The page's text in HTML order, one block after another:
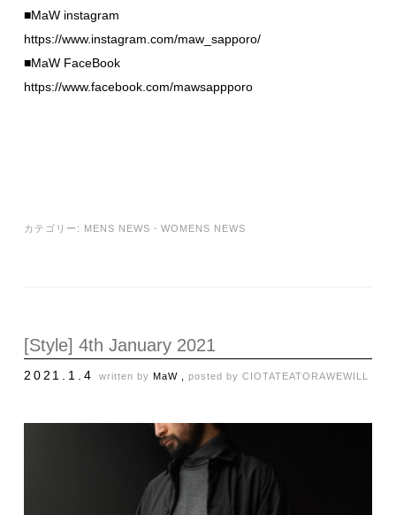
■MaW instagram
https://www.instagram.com/maw_sapporo/
■MaW FaceBook
https://www.facebook.com/mawsappporo
カテゴリー: MENS NEWS ・ WOMENS NEWS
[Style] 4th January 2021
2021.1.4written byMaW ,posted byCIOTATEATORAWEWILL